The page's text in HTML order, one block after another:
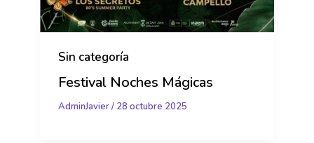
Sin categoría
Festival Noches Mágicas
AdminJavier/ 28 octubre 2025